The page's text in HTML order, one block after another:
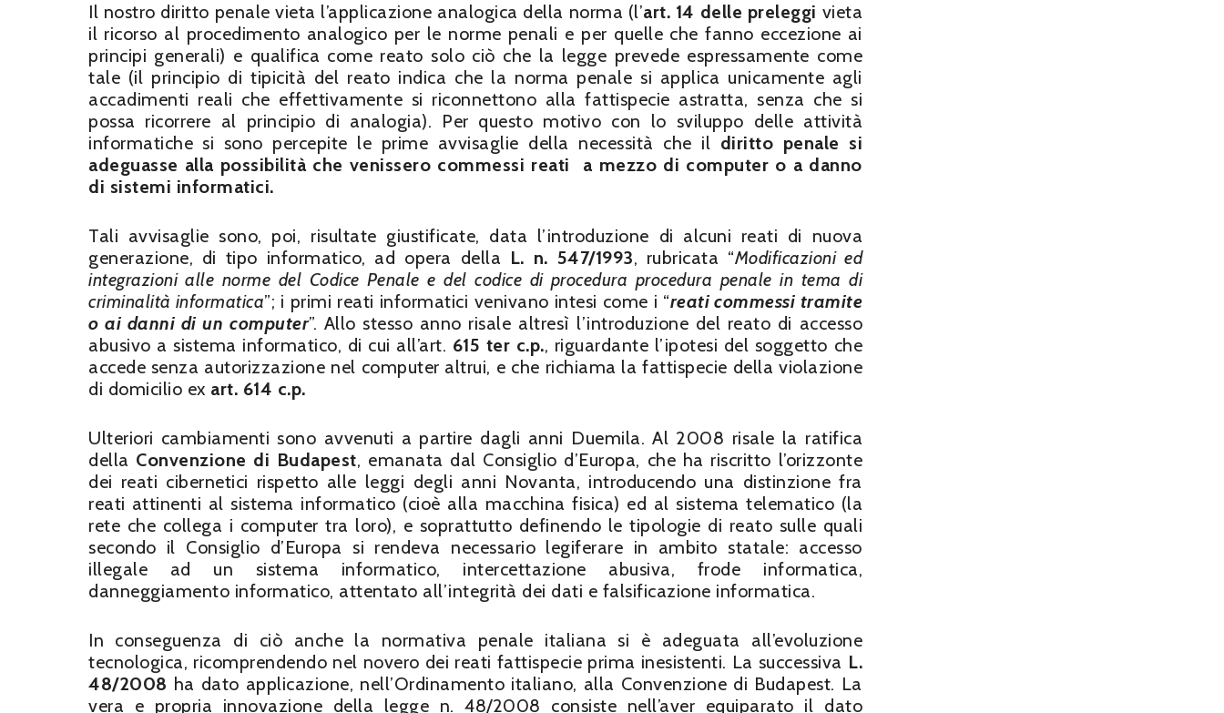
Il nostro diritto penale vieta l’applicazione analogica della norma (l’art. 14 delle preleggi vieta
il ricorso al procedimento analogico per le norme penali e per quelle che fanno eccezione ai
principi generali) e qualifica come reato solo ciò che la legge prevede espressamente come
tale (il principio di tipicità del reato indica che la norma penale si applica unicamente agli
accadimenti reali che effettivamente si riconnettono alla fattispecie astratta, senza che si
possa ricorrere al principio di analogia). Per questo motivo con lo sviluppo delle attività
informatiche si sono percepite le prime avvisaglie della necessità che il diritto penale si
adeguasse alla possibilità che venissero commessi reati a mezzo di computer o a danno
di sistemi informatici.
Tali avvisaglie sono, poi, risultate giustificate, data l’introduzione di alcuni reati di nuova
generazione, di tipo informatico, ad opera della L. n. 547/1993, rubricata “Modificazioni ed
integrazioni alle norme del Codice Penale e del codice di procedura procedura penale in tema di
criminalità informatica”; i primi reati informatici venivano intesi come i “reati commessi tramite
o ai danni di un computer”. Allo stesso anno risale altresì l’introduzione del reato di accesso
abusivo a sistema informatico, di cui all’art. 615 ter c.p., riguardante l’ipotesi del soggetto che
accede senza autorizzazione nel computer altrui, e che richiama la fattispecie della violazione
di domicilio ex art. 614 c.p.
Ulteriori cambiamenti sono avvenuti a partire dagli anni Duemila. Al 2008 risale la ratifica
della Convenzione di Budapest, emanata dal Consiglio d’Europa, che ha riscritto l’orizzonte
dei reati cibernetici rispetto alle leggi degli anni Novanta, introducendo una distinzione fra
reati attinenti al sistema informatico (cioè alla macchina fisica) ed al sistema telematico (la
rete che collega i computer tra loro), e soprattutto definendo le tipologie di reato sulle quali
secondo il Consiglio d’Europa si rendeva necessario legiferare in ambito statale: accesso
illegale ad un sistema informatico, intercettazione abusiva, frode informatica,
danneggiamento informatico, attentato all’integrità dei dati e falsificazione informatica.
In conseguenza di ciò anche la normativa penale italiana si è adeguata all’evoluzione
tecnologica, ricomprendendo nel novero dei reati fattispecie prima inesistenti. La successiva L.
48/2008 ha dato applicazione, nell’Ordinamento italiano, alla Convenzione di Budapest. La
vera e propria innovazione della legge n. 48/2008 consiste nell’aver equiparato il dato